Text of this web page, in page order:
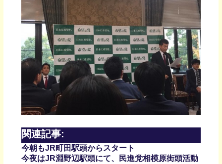
関連記事:
今朝もJR町田駅頭からスタート
今夜はJR淵野辺駅頭にて、民進党相模原街頭活動